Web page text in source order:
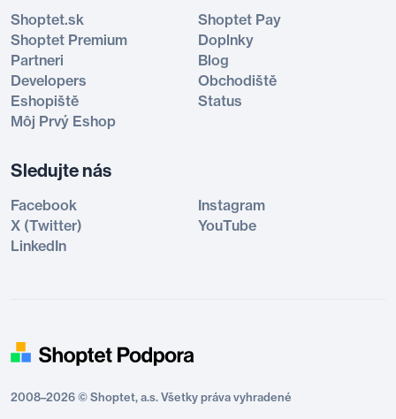
Shoptet.sk
Shoptet Pay
Shoptet Premium
Doplnky
Partneri
Blog
Developers
Obchodiště
Eshopiště
Status
Môj Prvý Eshop
Sledujte nás
Facebook
Instagram
X (Twitter)
YouTube
LinkedIn
2008–2026 © Shoptet, a.s. Všetky práva vyhradené